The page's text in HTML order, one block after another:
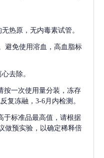
热原，无内毒素试管。
避免使用溶血，高血脂标
去除。
按一次使用量分装，冻存
复冻融，3-6月内检测。
于标准品最高值，请根据
做预实验，以确定稀释倍